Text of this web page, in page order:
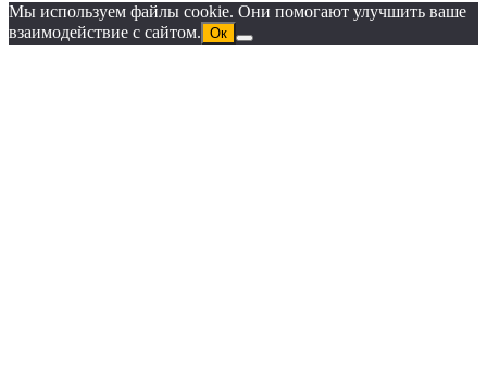
Мы используем файлы cookie. Они помогают улучшить ваше
взаимодействие с сайтом. Ок